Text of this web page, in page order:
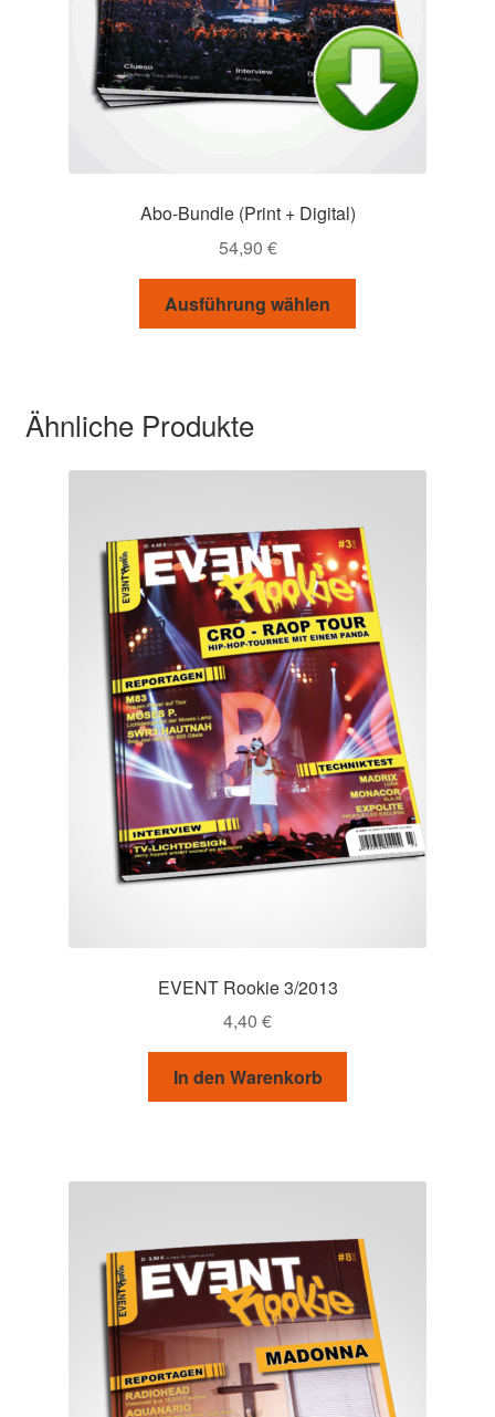
Abo-Bundle (Print + Digital)
54,90 €
Ausführung wählen
Ähnliche Produkte
EVENT Rookie 3/2013
4,40 €
In den Warenkorb